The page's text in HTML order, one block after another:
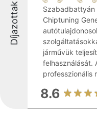
Díjazottak
Szabadbattyán
Chiptuning
járművük
felhasználását.
professzionális
8.6